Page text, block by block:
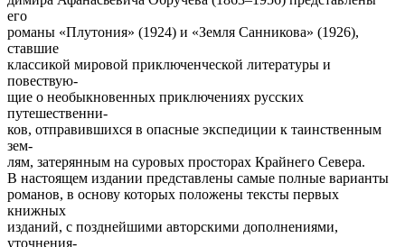
его
романы «Плутония» (1924) и «Земля Санникова» (1926),
ставшие
классикой мировой приключенческой литературы и
повествую-
щие о необыкновенных приключениях русских
путешественни-
ков, отправившихся в опасные экспедиции к таинственным
зем-
лям, затерянным на суровых просторах Крайнего Севера.
В настоящем издании представлены самые полные варианты
романов, в основу которых положены тексты первых
книжных
изданий, с позднейшими авторскими дополнениями,
уточнения-